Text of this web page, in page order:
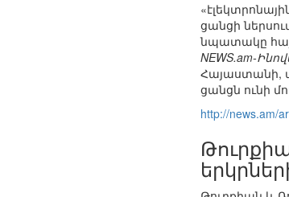
ցանցի
նպատակը
NEWS.am-
Հայաստանի,
ցանցն ունի
http://news.am/